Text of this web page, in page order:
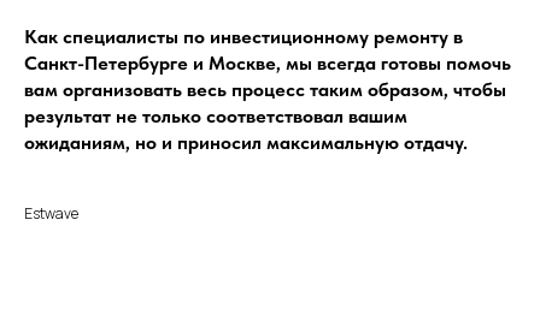
Как специалисты по инвестиционному ремонту в
Санкт-Петербурге и Москве, мы всегда готовы помочь
вам организовать весь процесс таким образом, чтобы
результат не только соответствовал вашим
ожиданиям, но и приносил максимальную отдачу.
Estwave